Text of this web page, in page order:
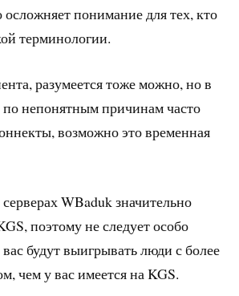
осложняет понимание для тех, кто
терминологии.
разумеется тоже можно, но в
по непонятным причинам часто
возможно это временная
WBaduk значительно
поэтому не следует особо
вас будут выигрывать люди с более
чем у вас имеется на KGS.